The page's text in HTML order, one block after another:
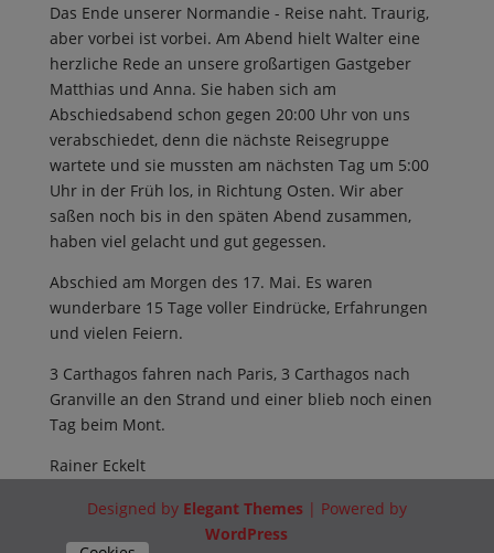
Das Ende unserer Normandie - Reise naht. Traurig,
aber vorbei ist vorbei. Am Abend hielt Walter eine
herzliche Rede an unsere großartigen Gastgeber
Matthias und Anna. Sie haben sich am
Abschiedsabend schon gegen 20:00 Uhr von uns
verabschiedet, denn die nächste Reisegruppe
wartete und sie mussten am nächsten Tag um 5:00
Uhr in der Früh los, in Richtung Osten. Wir aber
saßen noch bis in den späten Abend zusammen,
haben viel gelacht und gut gegessen.
Abschied am Morgen des 17. Mai. Es waren
wunderbare 15 Tage voller Eindrücke, Erfahrungen
und vielen Feiern.
3 Carthagos fahren nach Paris, 3 Carthagos nach
Granville an den Strand und einer blieb noch einen
Tag beim Mont.
Rainer Eckelt
Designed by Elegant Themes | Powered by
WordPress